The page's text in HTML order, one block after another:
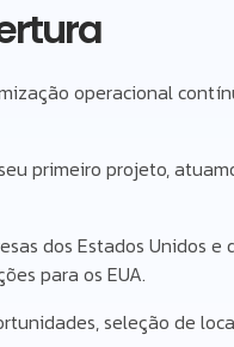
operacional
primeiro projeto,
dos Estados Unidos e
para os EUA.
seleção de